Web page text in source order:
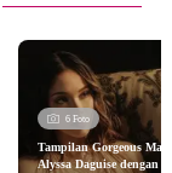
6 Foto
Tampilan Gorgeous
Alyssa Daguise dengan